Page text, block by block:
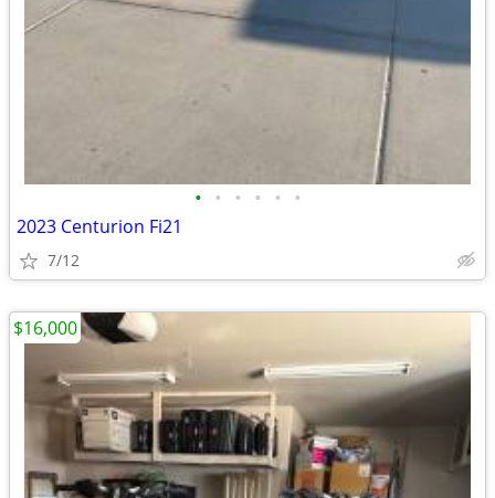
• • • • • •
2023 Centurion Fi21
7/12
$16,000